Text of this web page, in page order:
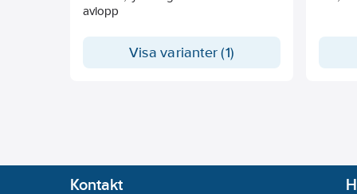
avlopp
Visa varianter (1)
Kontakt